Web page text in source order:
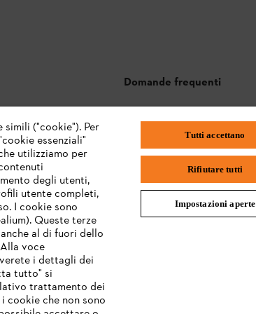
Domande frequenti
Batterie e attrezzi elettrici
Istruzioni per l'uso
Cookies Informazioni legali
("cookie"). Per
essenziali"
utilizziamo per
degli utenti,
utente completi,
I cookie sono
Queste terze
al di fuori dello
voce
i dettagli dei
tutto" si
trattamento dei
che non sono
Tutti accettano
Rifiutare tutti
Impostazioni aperte